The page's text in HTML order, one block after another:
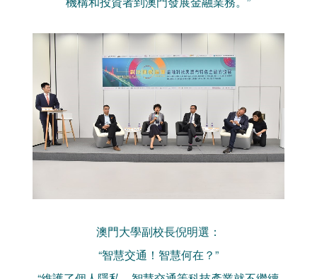
澳門大學副校長倪明選：
“智慧交通！智慧何在？”